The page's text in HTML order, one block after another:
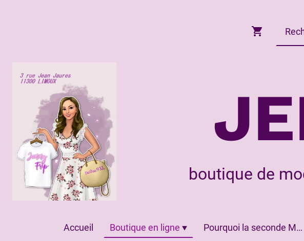
boutique de
Accueil Boutique en ligne Pourquoi la seconde Main?